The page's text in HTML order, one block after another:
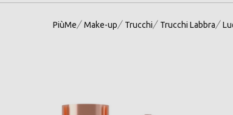
PiùMe Make-up Trucchi Trucchi Labbra